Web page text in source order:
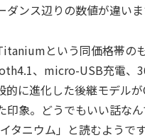
ダンス辺りの数値が違いま
という同価格帯のも
、micro-USB充電、
的に進化した後継モデル
象。どうでもいい話なん
タニウム」と読むようで